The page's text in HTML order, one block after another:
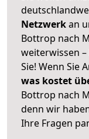
Netzwerkan
Bottrop nach
weiterwissen
Sie! Wenn Sie
was kostet
Bottrop nach
denn wir
Ihre Fragen